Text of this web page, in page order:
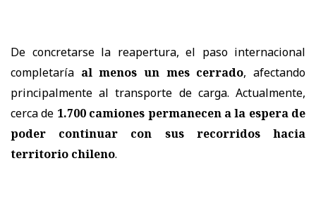
De concretarse la reapertura, el paso internacional
completaría al menos un mes cerrado, afectando
principalmente al transporte de carga. Actualmente,
cerca de 1.700 camiones permanecen a la espera de
poder continuar con sus recorridos hacia
territorio chileno.